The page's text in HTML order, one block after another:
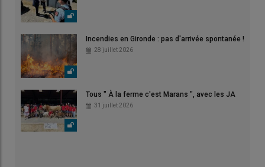
Incendies en Gironde : pas d'arrivée spontanée !
28 juillet 2026
Tous " À la ferme c'est Marans ", avec les JA
31 juillet 2026